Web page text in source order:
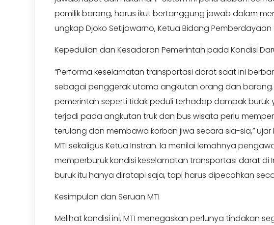
pemilik barang, harus ikut bertanggung jawab dalam
ungkap Djoko Setijowarno, Ketua Bidang
Kepedulian dan Kesadaran Pemerintah pada Kondisi
“Performa keselamatan transportasi darat saat ini
sebagai penggerak utama angkutan orang dan
pemerintah seperti tidak peduli terhadap dampak buruk
terjadi pada angkutan truk dan bus wisata perlu
terulang dan membawa korban jiwa secara sia-sia,”
MTI sekaligus Ketua Instran. Ia menilai lemahnya
memperburuk kondisi keselamatan transportasi darat di
buruk itu hanya diratapi saja, tapi harus dipecahkan
Kesimpulan dan Seruan MTI
Melihat kondisi ini, MTI menegaskan perlunya tindakan